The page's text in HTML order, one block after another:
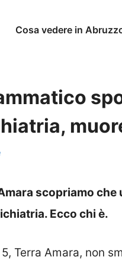
Cosa vedere in
scopriamo
Ecco chi è.
Terra Amara, non